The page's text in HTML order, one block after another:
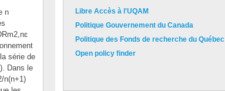
n
série de
Dans le
n(n+1)
Libre Accès à l'UQAM
Politique Gouvernement du Canada
Politique des Fonds de recherche du Québec
Open policy finder